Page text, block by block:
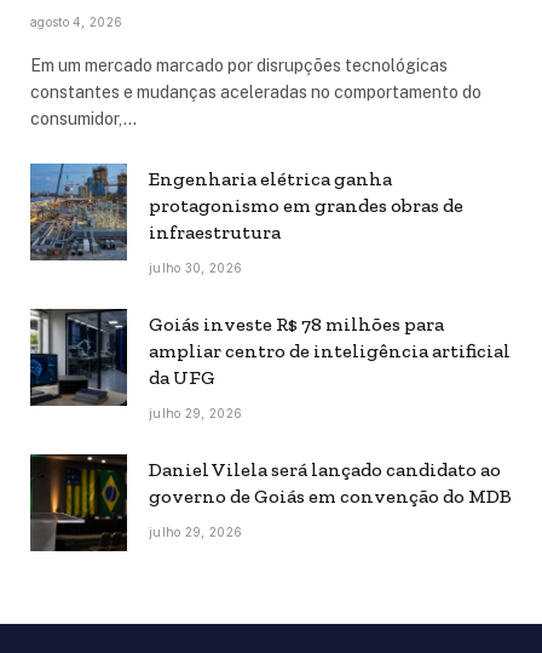
agosto 4, 2026
Em um mercado marcado por disrupções tecnológicas
constantes e mudanças aceleradas no comportamento do
consumidor,…
Engenharia elétrica ganha
protagonismo em grandes obras de
infraestrutura
julho 30, 2026
Goiás investe R$ 78 milhões para
ampliar centro de inteligência artificial
da UFG
julho 29, 2026
Daniel Vilela será lançado candidato ao
governo de Goiás em convenção do MDB
julho 29, 2026